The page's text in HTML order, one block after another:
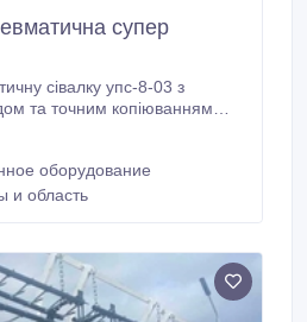
супер
сівалку упс-8-03 з
та точним копіюванням
бункером для насіння та
до всіх тракторів. Ширина
оборудование
и область